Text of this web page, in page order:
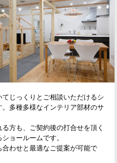
じっくりとご相談いただけるシ
多種多様なインテリア部材のサ
方も、ご契約後の打合せを頂く
ョールームです。
わせと最適なご提案が可能で